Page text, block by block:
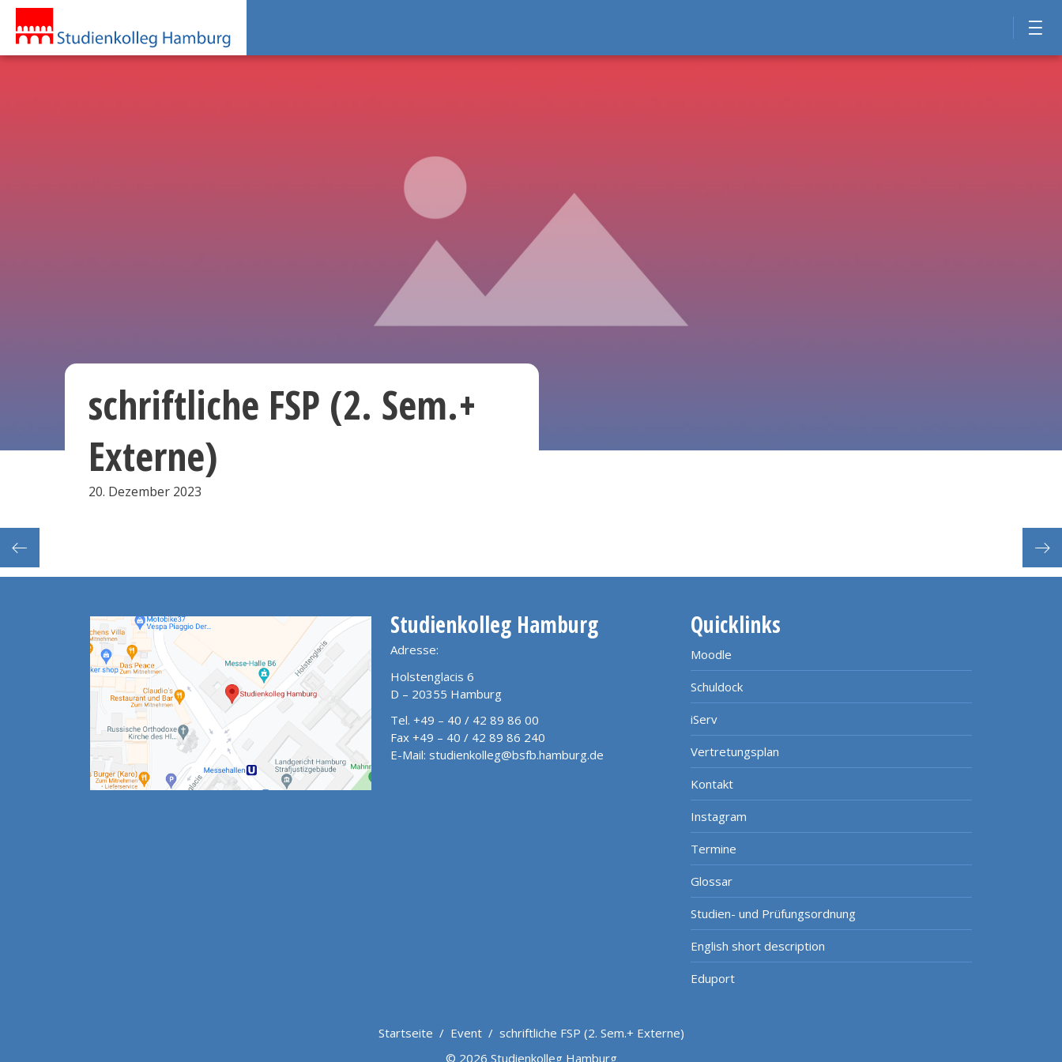
schriftliche FSP (2. Sem.+
Externe)
20. Dezember 2023
Studienkolleg Hamburg
Adresse:
Holstenglacis 6
D – 20355 Hamburg
Tel. +49 – 40 / 42 89 86 00
Fax +49 – 40 / 42 89 86 240
E-Mail: studienkolleg@bsfb.hamburg.de
Quicklinks
Moodle
Schuldock
iServ
Vertretungsplan
Kontakt
Instagram
Termine
Glossar
Studien- und Prüfungsordnung
English short description
Eduport
Startseite / Event/ schriftliche FSP (2. Sem.+ Externe)
© 2026 Studienkolleg Hamburg